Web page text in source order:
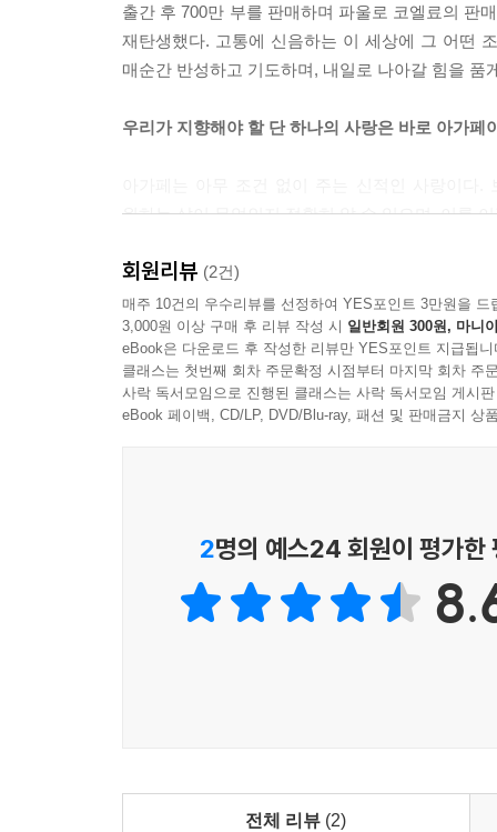
“내가 너희를 사랑한 것처럼 너희도 서로 사랑하
였습니다. “사랑하십시오. 그리고 여러분이 원하
행동하십시오. 여러분이 침묵한다면, 사랑을 위해
태어난 선한 이유를 위해서도 꼭 필요합니다!
출간 후 700만 부를 판매하며 파울로 코엘료의 판
재탄생했다. 고통에 신음하는 이 세상에 그 어떤
매순간 반성하고 기도하며, 내일로 나아갈 힘을 품
우리가 지향해야 할 단 하나의 사랑은 바로 아가페
원하는 삶이 무엇인지 정확히 알 수 있으며, 이를
업적으로 노벨평화상을 수상했던 넬슨 만델라와
우리에게 사랑이 없다면 인생은 아무런 의미가
이것이야말로 우리가 지향해야 할 단 하나의 사랑
지금 우리에게 필요한 것은 다시, 사랑이다
필요한 것은 다시, 사랑이다.
회원리뷰 (2건)
매주 10건의 우수리뷰를 선정하여 YES포인트 3만원을 드
3,000원 이상 구매 후 리뷰 작성 시 일반회원 300원, 마니
eBook은 다운로드 후 작성한 리뷰만 YES포인트 지급됩니
클래스는 첫번째 회차 주문확정 시점부터 마지막 회차 주
사락 독서모임으로 진행된 클래스는 사락 독서모임 게시
eBook 페이백, CD/LP, DVD/Blu-ray, 패션 및 판매금지 상
2명의 예스24 회원이 평가한
전체 리뷰 (2)